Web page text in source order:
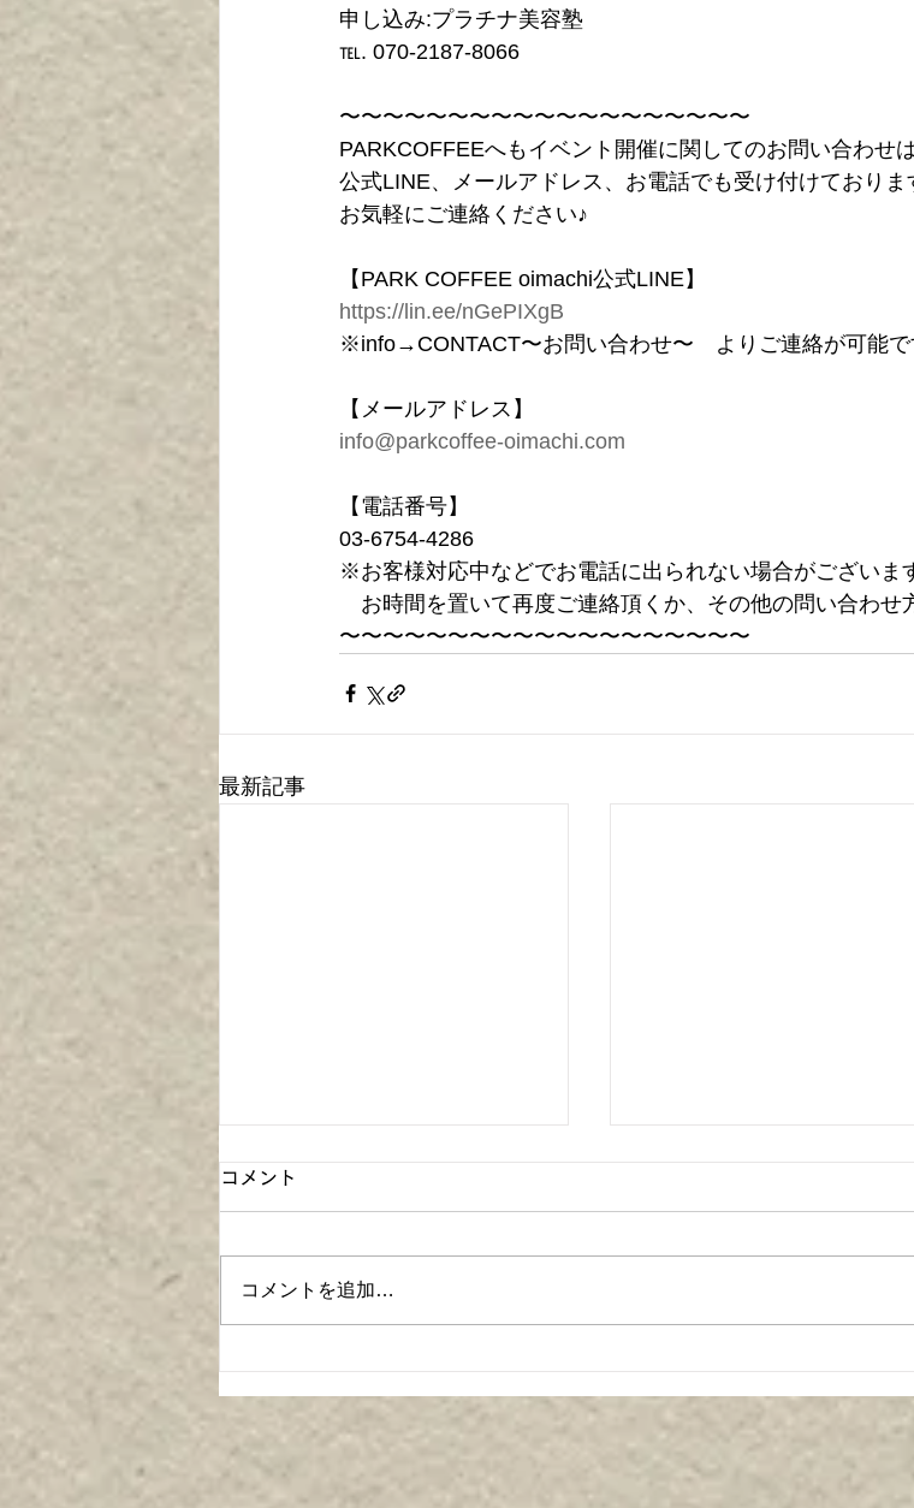
申し込み:プラチナ美容塾
℡. 070-2187-8066
〜〜〜〜〜〜〜〜〜〜〜〜〜〜〜〜〜〜〜
PARKCOFFEEへもイベント開催に関してのお問い合わせ
公式LINE、メールアドレス、お電話でも受け付けておりま
お気軽にご連絡ください♪
【PARK COFFEE oimachi公式LINE】
https://lin.ee/nGePIXgB
※info→CONTACT〜お問い合わせ〜　よりご連絡が可能で
【メールアドレス】
info@parkcoffee-oimachi.com
【電話番号】
03-6754-4286
※お客様対応中などでお電話に出られない場合がございま
お時間を置いて再度ご連絡頂くか、その他の問い合わせ
〜〜〜〜〜〜〜〜〜〜〜〜〜〜〜〜〜〜〜
最新記事
【4月22日（水）10:30～
11:30】ストレッチから整え
る動けるカラダづくり
【4月20日（月）10:00〜
手作りブローチで、春のおし
コメント
コメントを追加…